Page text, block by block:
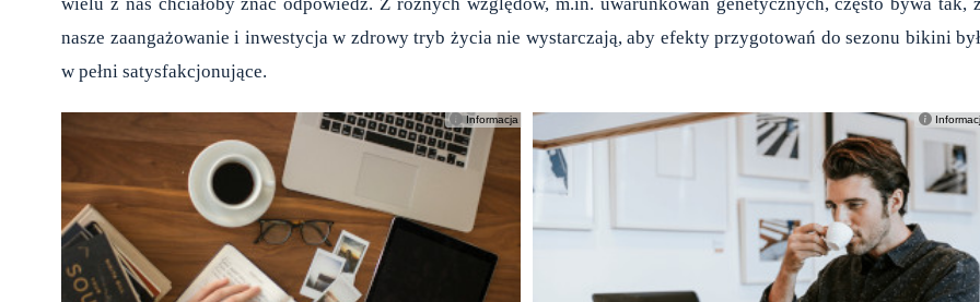
nasze zaangażowanie i inwestycja w zdrowy tryb życia nie wystarczają, aby efekty przygotowań do sezonu bikini
w pełni satysfakcjonujące.